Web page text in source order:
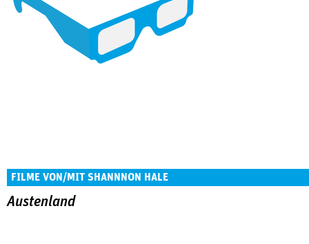
FILME VON/MIT SHANNNON HALE
Austenland